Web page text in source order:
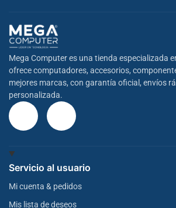
Mega Computer es una tienda especializada
ofrece computadores, accesorios,
mejores marcas, con garantía oficial, envíos
personalizada.
Servicio al usuario
Mi cuenta & pedidos
Mis lista de deseos